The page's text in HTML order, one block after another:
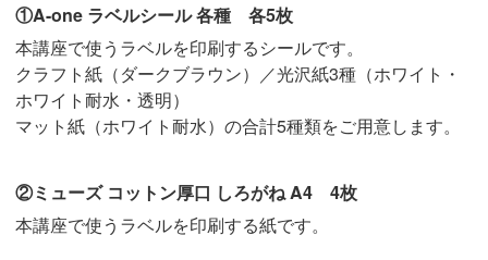
①A-one ラベルシール 各種 各5枚
本講座で使うラベルを印刷するシールです。
クラフト紙（ダークブラウン）／光沢紙3種（ホワイト・
ホワイト耐水・透明）
マット紙（ホワイト耐水）の合計5種類をご用意します。
②ミューズ コットン厚口 しろがね A4 4枚
本講座で使うラベルを印刷する紙です。